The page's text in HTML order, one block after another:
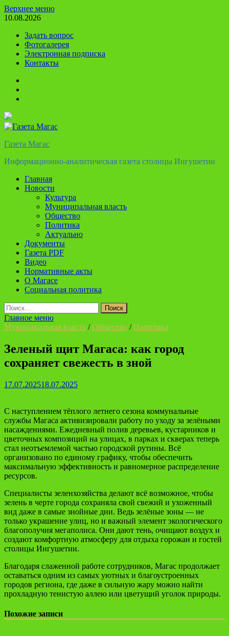
Перейти
к
Верхнее меню
10.08.2026
Задать вопрос
Фотогалерея
Электронная подписка
Контакты
Газета Магас
Информационно-аналитическая газета столицы Ингушетии
Главная
Новости
Культура
Муниципальная власть
Общество
Политика
Актуально
Документы
Газета PDF
Видео
Нормативные акты
О Магасе
Социальная политика
Найти:
Главное меню
Муниципальная власть /Общество /Политика
Зеленый щит Магаса: как город
сохраняет свежесть в зной
17.07.202518.07.2025
С наступлением тёплого летнего сезона коммунальные
службы Магаса активизировали работу по уходу за зелёными
насаждениями. Ежедневный полив деревьев, кустарников и
цветочных композиций на улицах, в парках и скверах теперь
стал неотъемлемой частью городской рутины. Всё
организовано по единому графику, чтобы обеспечить
максимальную эффективность и равномерное распределение
ресурсов.
Специалисты зеленхозяйства делают всё возможное, чтобы
зелень в черте города сохраняла свой свежий и ухоженный
вид даже в самые знойные дни. Ведь зелёные зоны — не
только украшение улиц, но и важный элемент экологического
благополучия мегаполиса. Они дают тень, очищают воздух и
создают комфортную атмосферу для отдыха горожан и гостей
столицы Ингушетии.
Благодаря слаженной работе сотрудников, Магас продолжает
оставаться одним из самых уютных и благоустроенных
городов региона, где даже в сильную жару можно найти
прохладную тенистую аллею или цветущий уголок природы.
Похожие записи